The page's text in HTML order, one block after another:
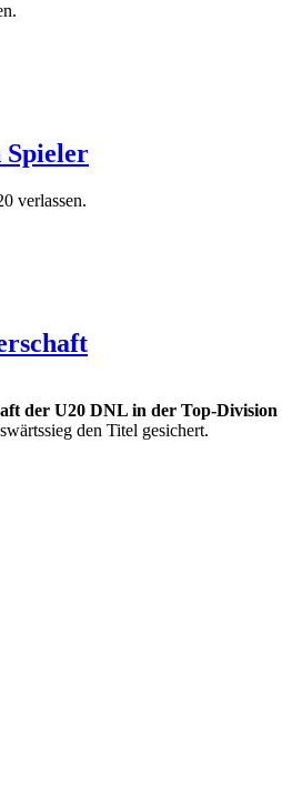
Spieler
verlassen.
der U20 DNL in der Top-Division
den Titel gesichert.